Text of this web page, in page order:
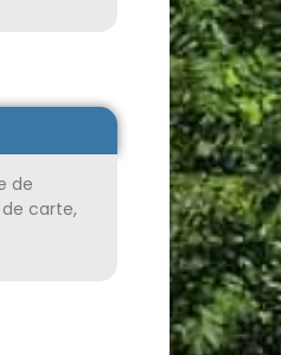
de
carte,